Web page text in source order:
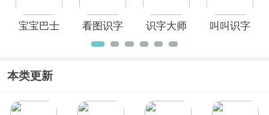
宝宝巴士
看图识字
app
识字大师
游戏
叫叫识字
本类更新